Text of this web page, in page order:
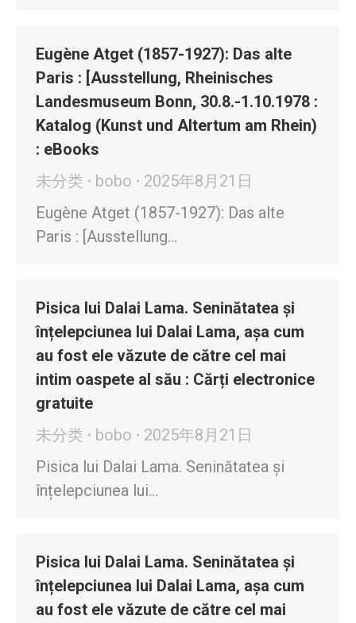
Eugène Atget (1857-1927): Das alte
Paris : [Ausstellung, Rheinisches
Landesmuseum Bonn, 30.8.-1.10.1978 :
Katalog (Kunst und Altertum am Rhein)
: eBooks
未分类
bobo
2025年8月21日
Eugène Atget (1857-1927): Das alte
Paris : [Ausstellung…
Pisica lui Dalai Lama. Seninătatea și
înțelepciunea lui Dalai Lama, așa cum
au fost ele văzute de către cel mai
intim oaspete al său : Cărți electronice
gratuite
未分类
bobo
2025年8月21日
Pisica lui Dalai Lama. Seninătatea și
înțelepciunea lui…
Pisica lui Dalai Lama. Seninătatea și
înțelepciunea lui Dalai Lama, așa cum
au fost ele văzute de către cel mai